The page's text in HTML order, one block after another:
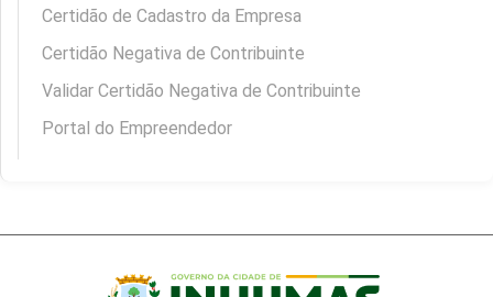
Certidão de Cadastro da Empresa
Certidão Negativa de Contribuinte
Validar Certidão Negativa de Contribuinte
Portal do Empreendedor